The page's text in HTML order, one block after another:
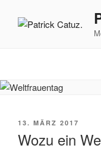
Inhalt
VERÖFFENTLICHT
13. MÄRZ 2017
Wozu ein